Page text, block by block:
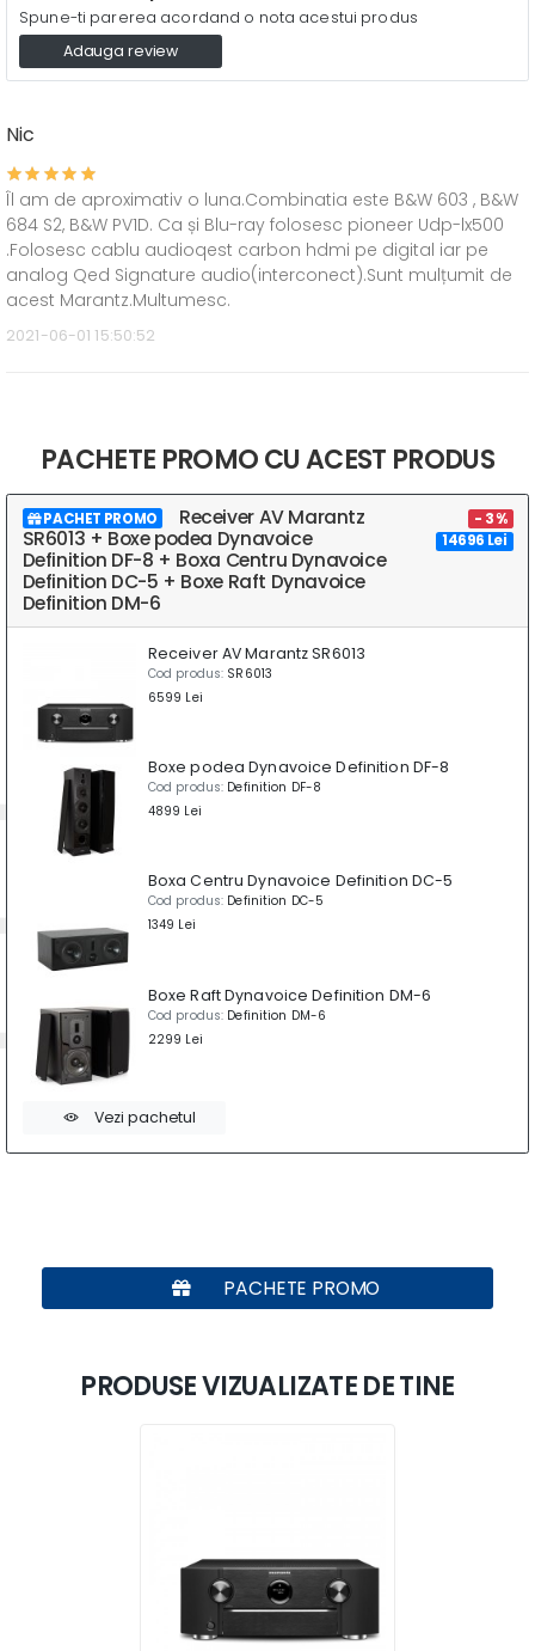
Spune-ti parerea acordand o nota acestui produs
Adauga review
Nic
Îl am de aproximativ o luna.Combinatia este B&W 603 , B&W
684 S2, B&W PV1D. Ca și Blu-ray folosesc pioneer Udp-lx500
.Folosesc cablu audioqest carbon hdmi pe digital iar pe
analog Qed Signature audio(interconect).Sunt mulțumit de
acest Marantz.Multumesc.
2021-06-01 15:50:52
PACHETE PROMO CU ACEST PRODUS
PACHET PROMO
Receiver AV Marantz
SR6013 + Boxe podea Dynavoice
Definition DF-8 + Boxa Centru Dynavoice
Definition DC-5 + Boxe Raft Dynavoice
Definition DM-6
- 3 %
14696 Lei
Receiver AV Marantz SR6013
Cod produs: SR6013
6599 Lei
Boxe podea Dynavoice Definition DF-8
Cod produs: Definition DF-8
4899 Lei
Boxa Centru Dynavoice Definition DC-5
Cod produs: Definition DC-5
1349 Lei
Boxe Raft Dynavoice Definition DM-6
Cod produs: Definition DM-6
2299 Lei
Vezi pachetul
PACHETE PROMO
PRODUSE VIZUALIZATE DE TINE